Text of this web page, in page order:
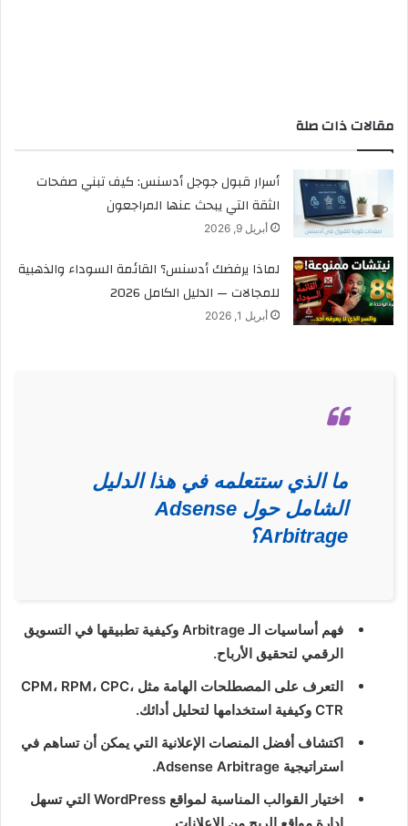
مقالات ذات صلة
أسرار قبول جوجل أدسنس: كيف تبني صفحات
الثقة التي يبحث عنها المراجعون
أبريل 9, 2026
لماذا يرفضك أدسنس؟ القائمة السوداء والذهبية
للمجالات — الدليل الكامل 2026
أبريل 1, 2026
ما الذي ستتعلمه في هذا الدليل
الشامل حول Adsense
Arbitrage؟
فهم أساسيات الـ Arbitrage وكيفية تطبيقها في التسويق
الرقمي لتحقيق الأرباح.
التعرف على المصطلحات الهامة مثل CPM، RPM، CPC،
CTR وكيفية استخدامها لتحليل أدائك.
اكتشاف أفضل المنصات الإعلانية التي يمكن أن تساهم في
استراتيجية Adsense Arbitrage.
اختيار القوالب المناسبة لمواقع WordPress التي تسهل